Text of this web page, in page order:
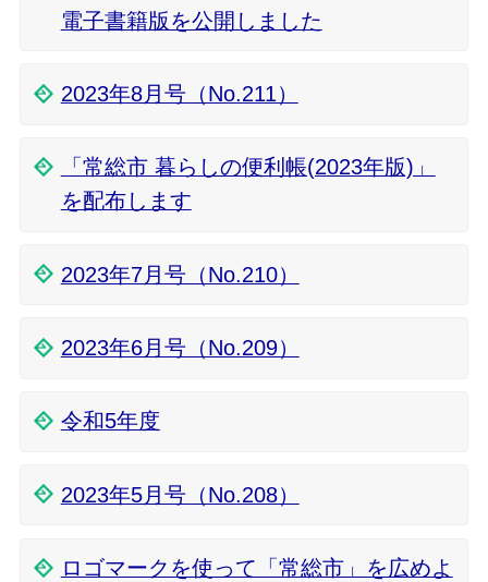
電子書籍版を公開しました
2023年8月号（No.211）
「常総市 暮らしの便利帳(2023年版)」
を配布します
2023年7月号（No.210）
2023年6月号（No.209）
令和5年度
2023年5月号（No.208）
ロゴマークを使って「常総市」を広めよ